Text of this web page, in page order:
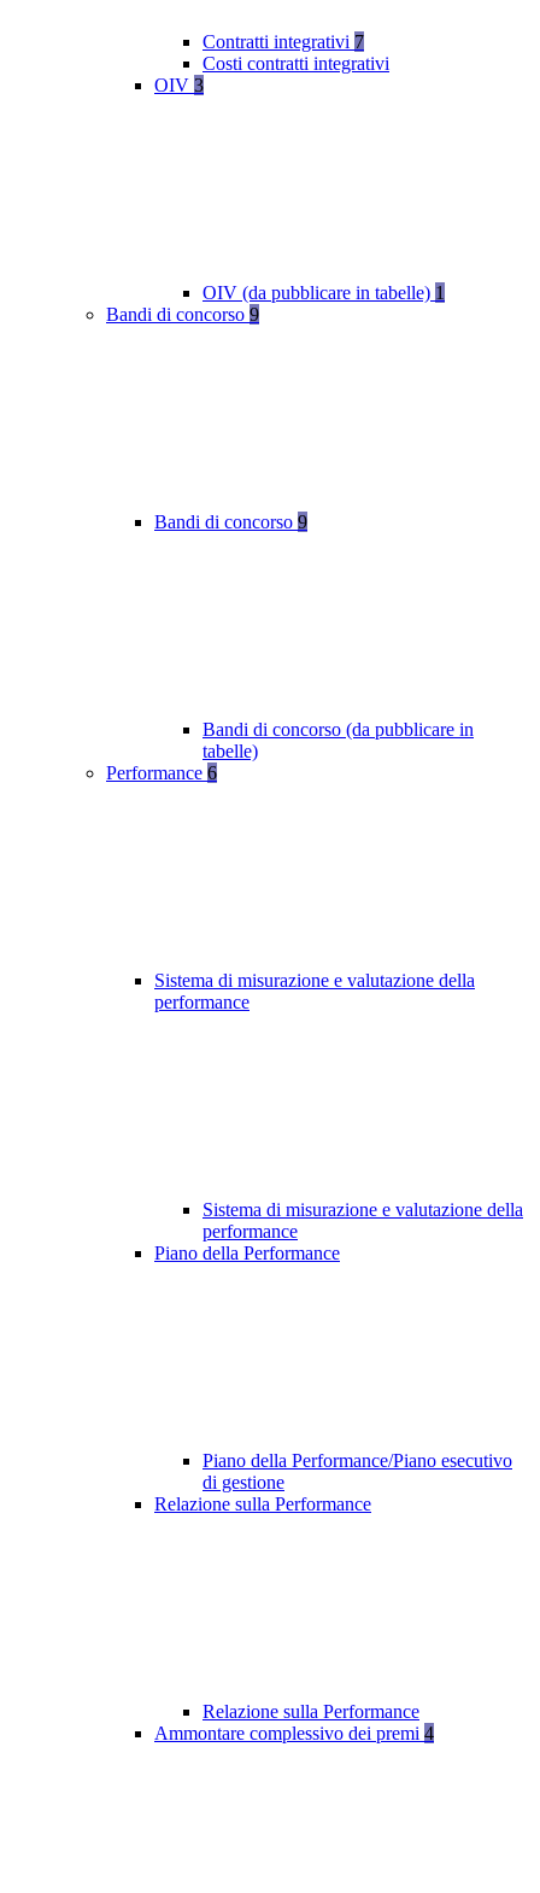
Contratti integrativi 7
Costi contratti integrativi
OIV 3
OIV (da pubblicare in tabelle) 1
Bandi di concorso 9
Bandi di concorso 9
Bandi di concorso (da pubblicare in
tabelle)
Performance 6
Sistema di misurazione e valutazione della
performance
Sistema di misurazione e valutazione della
performance
Piano della Performance
Piano della Performance/Piano esecutivo
di gestione
Relazione sulla Performance
Relazione sulla Performance
Ammontare complessivo dei premi 4